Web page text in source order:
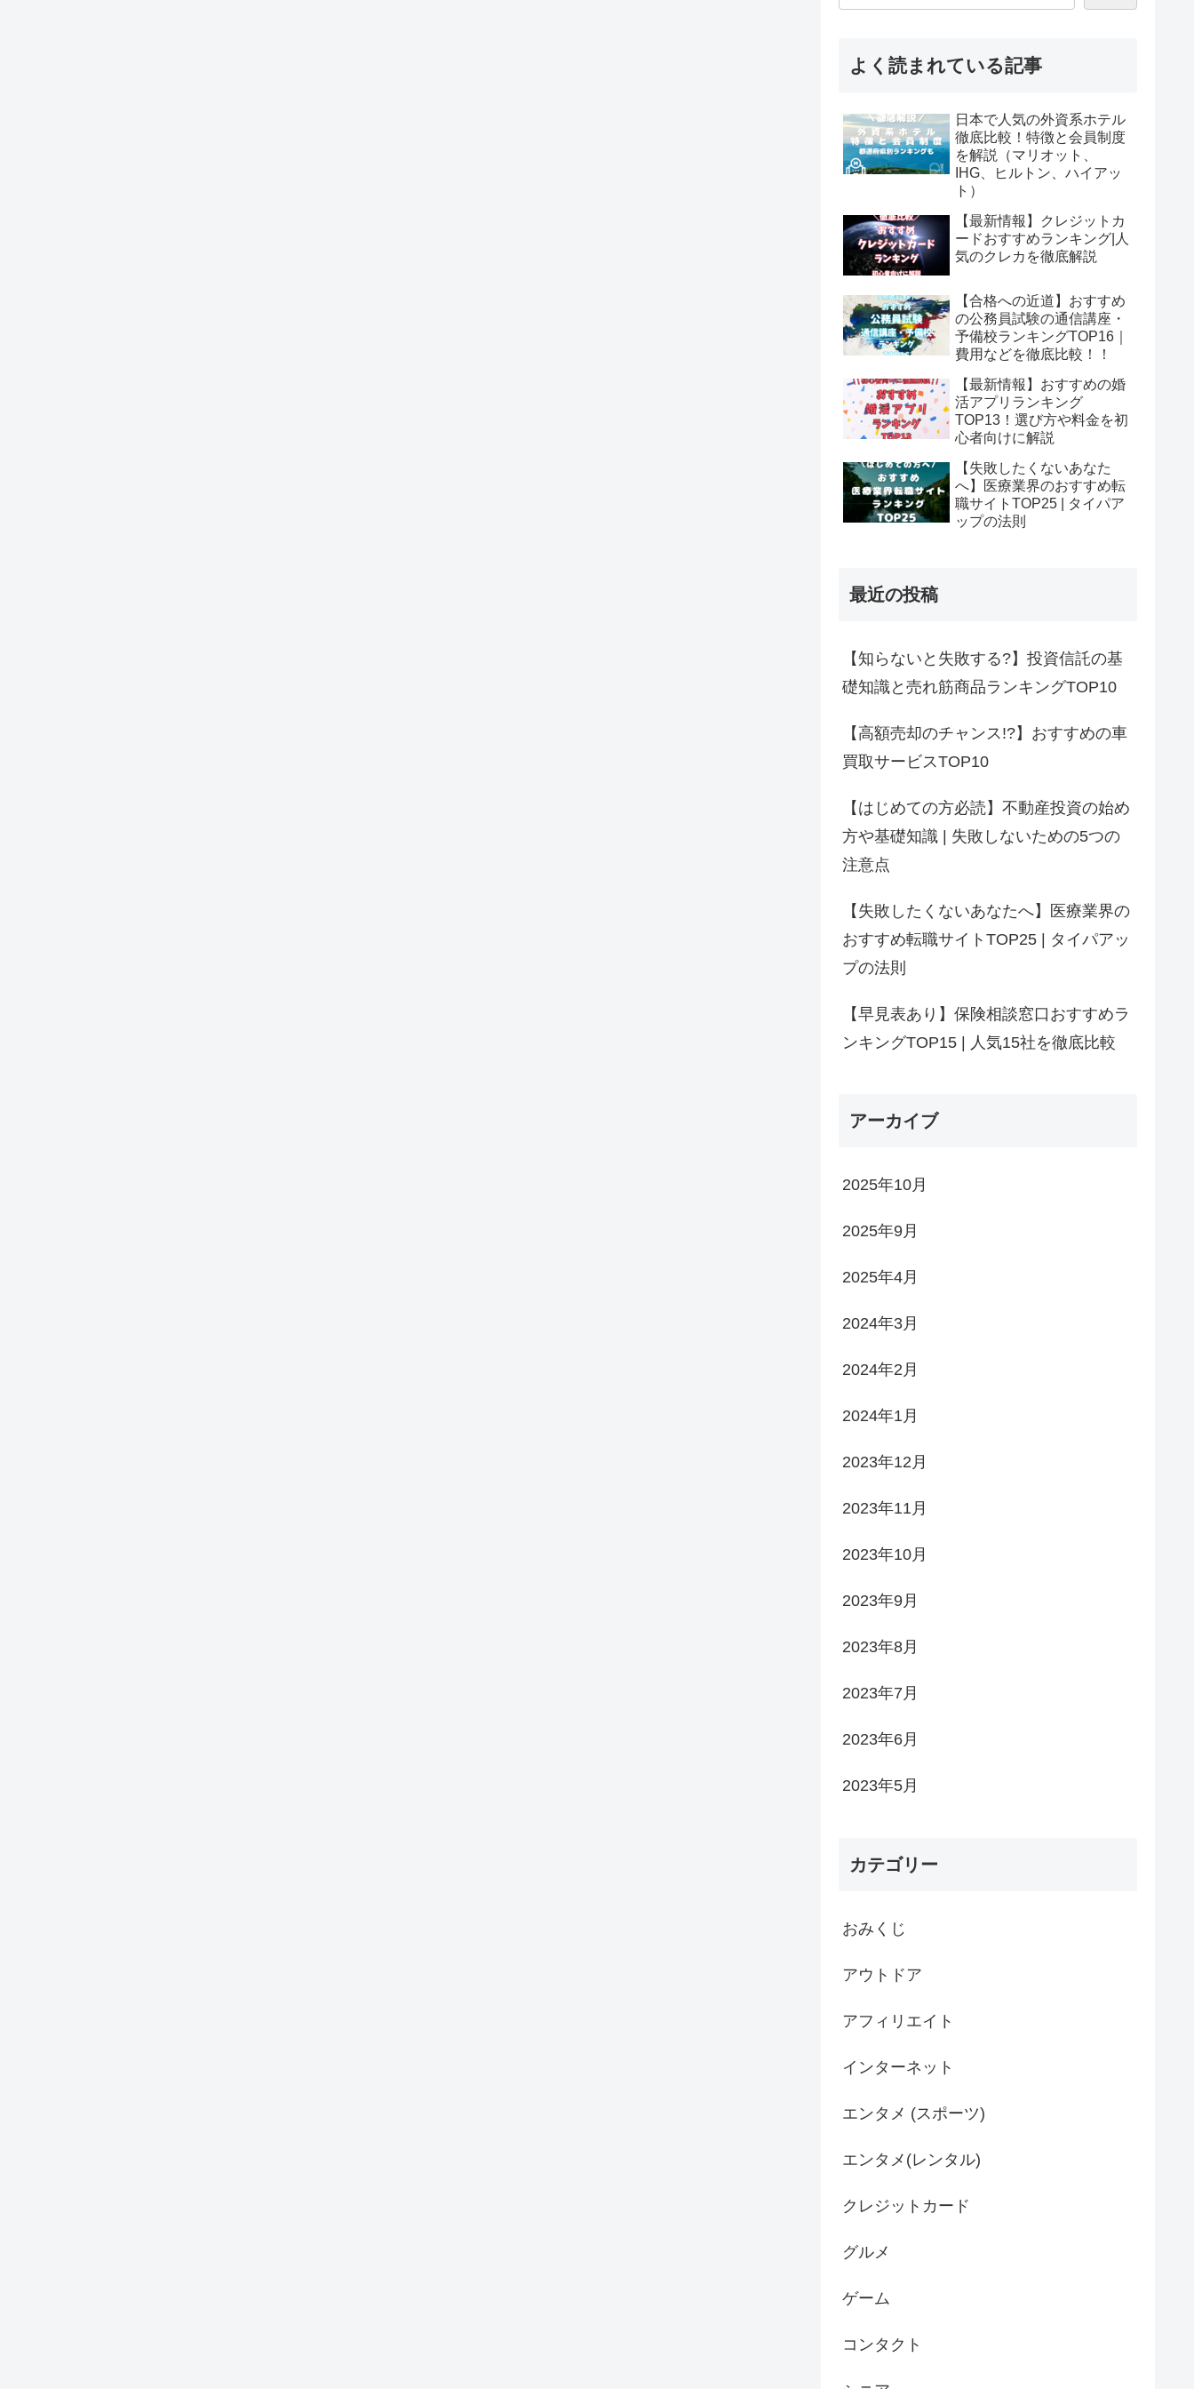
よく読まれている記事
日本で人気の外資系ホテル
徹底比較！特徴と会員制度
を解説（マリオット、
IHG、ヒルトン、ハイアッ
ト）
【最新情報】クレジットカ
ードおすすめランキング|人
気のクレカを徹底解説
【合格への近道】おすすめ
の公務員試験の通信講座・
予備校ランキングTOP16｜
費用などを徹底比較！！
【最新情報】おすすめの婚
活アプリランキング
TOP13！選び方や料金を初
心者向けに解説
【失敗したくないあなた
へ】医療業界のおすすめ転
職サイトTOP25 | タイパア
ップの法則
最近の投稿
【知らないと失敗する?】投資信託の基
礎知識と売れ筋商品ランキングTOP10
【高額売却のチャンス!?】おすすめの車
買取サービスTOP10
【はじめての方必読】不動産投資の始め
方や基礎知識 | 失敗しないための5つの
注意点
【失敗したくないあなたへ】医療業界の
おすすめ転職サイトTOP25 | タイパアッ
プの法則
【早見表あり】保険相談窓口おすすめラ
ンキングTOP15 | 人気15社を徹底比較
アーカイブ
2025年10月
2025年9月
2025年4月
2024年3月
2024年2月
2024年1月
2023年12月
2023年11月
2023年10月
2023年9月
2023年8月
2023年7月
2023年6月
2023年5月
カテゴリー
おみくじ
アウトドア
アフィリエイト
インターネット
エンタメ (スポーツ)
エンタメ(レンタル)
クレジットカード
グルメ
ゲーム
コンタクト